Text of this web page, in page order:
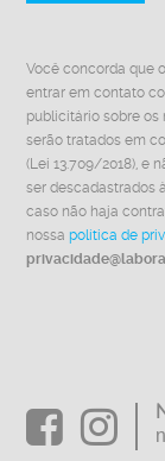
Você concorda que
entrar em contato
publicitário sobre os
serão tratados em
(Lei 13.709/2018), e
ser descadastrados
caso não haja
nossapolítica de